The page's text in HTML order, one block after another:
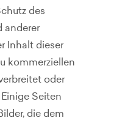
des
anderer
Inhalt dieser
kommerziellen
oder
Seiten
die dem